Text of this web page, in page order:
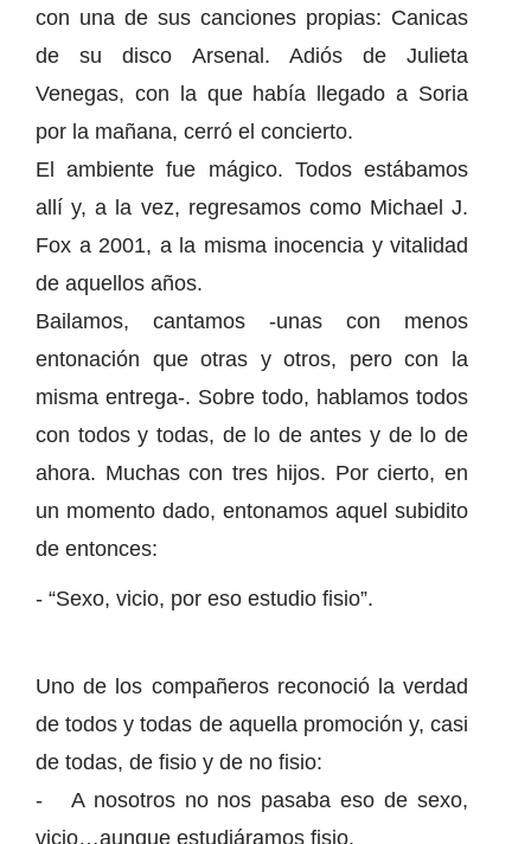
con una de sus canciones propias: Canicas
de su disco Arsenal. Adiós de Julieta
Venegas, con la que había llegado a Soria
por la mañana, cerró el concierto.
El ambiente fue mágico. Todos estábamos
allí y, a la vez, regresamos como Michael J.
Fox a 2001, a la misma inocencia y vitalidad
de aquellos años.
Bailamos, cantamos -unas con menos
entonación que otras y otros, pero con la
misma entrega-. Sobre todo, hablamos todos
con todos y todas, de lo de antes y de lo de
ahora. Muchas con tres hijos. Por cierto, en
un momento dado, entonamos aquel subidito
de entonces:
- “Sexo, vicio, por eso estudio fisio”.
Uno de los compañeros reconoció la verdad
de todos y todas de aquella promoción y, casi
de todas, de fisio y de no fisio:
- A nosotros no nos pasaba eso de sexo,
vicio…aunque estudiáramos fisio.